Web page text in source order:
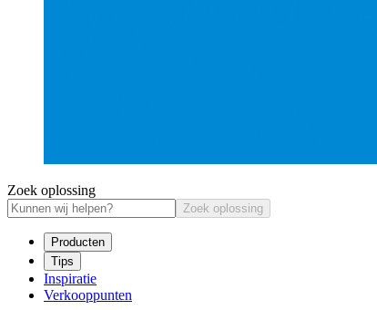
Zoek oplossing
Zoek oplossing
Producten
Tips
Inspiratie
Verkooppunten